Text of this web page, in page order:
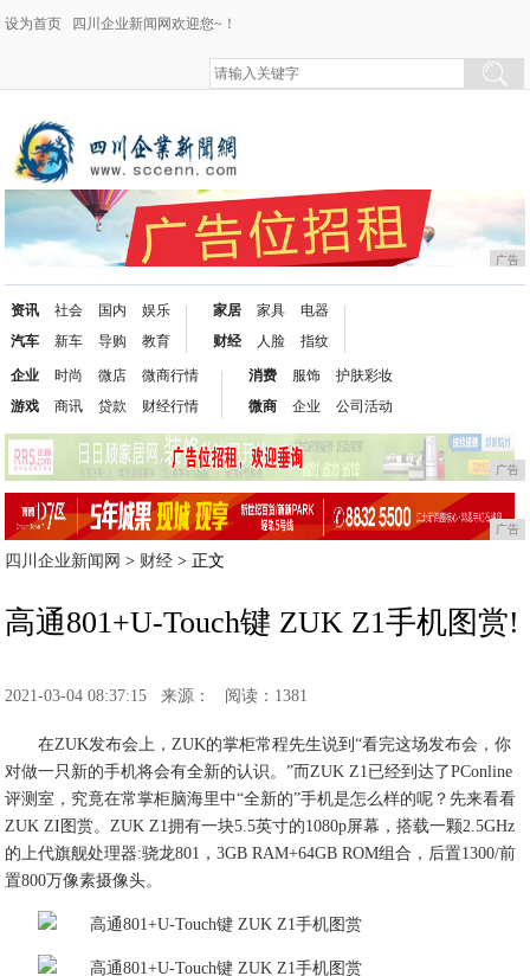
设为首页 四川企业新闻网欢迎您~！
广告
资讯
汽车
社会
新车
国内
导购
娱乐
教育
家居
财经
家具
人脸
电器
指纹
企业
游戏
时尚
商讯
微店
贷款
微商行情
财经行情
消费
微商
服饰
企业
护肤彩妆
公司活动
广告
广告
四川企业新闻网 > 财经 > 正文
高通801+U-Touch键 ZUK Z1手机图赏!
2021-03-04 08:37:15 来源： 阅读：1381
在ZUK发布会上，ZUK的掌柜常程先生说到“看完这场发布会，你
对做一只新的手机将会有全新的认识。”而ZUK Z1已经到达了PConline
评测室，究竟在常掌柜脑海里中“全新的”手机是怎么样的呢？先来看看
ZUK ZI图赏。ZUK Z1拥有一块5.5英寸的1080p屏幕，搭载一颗2.5GHz
的上代旗舰处理器:骁龙801，3GB RAM+64GB ROM组合，后置1300/前
置800万像素摄像头。